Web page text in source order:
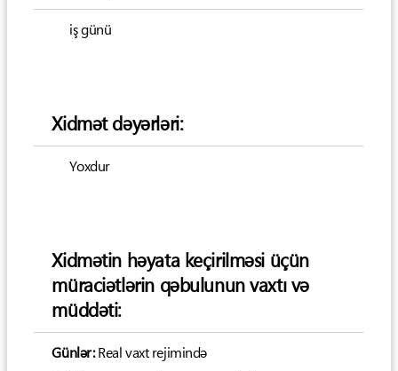
iş günü
Xidmət dəyərləri:
Yoxdur
Xidmətin həyata keçirilməsi üçün
müraciətlərin qəbulunun vaxtı və
müddəti:
Günlər:Real vaxt rejimində